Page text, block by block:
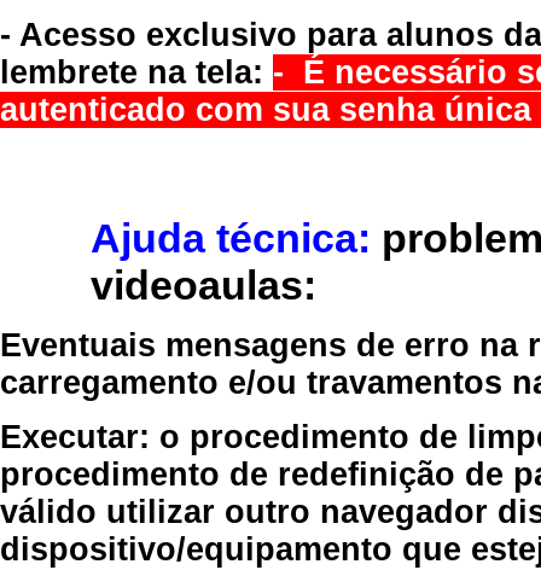
- Acesso exclusivo para alunos
lembrete na tela: - É necessário
autenticado com sua senha
Ajuda técnica:
videoaulas:
Eventuais mensagens de erro
carregamento e/ou travamentos
Executar: o procedimento de
procedimento de redefinição de
válido utilizar outro navegador
dispositivo/equipamento que